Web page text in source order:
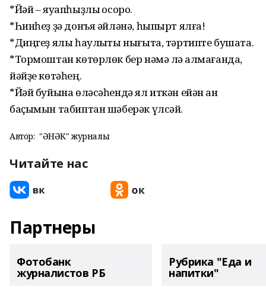
*Йәй – яуапһыҙлыҡ осоро.
*Һинһеҙ ҙә донъя әйләнә, һыпырт ялға!
*Диңгеҙ ялы һаулыҡты нығыта, тәртипте бушата.
*Тормоштан көтөрлөк бер нәмә лә ҡалмағанда,
йәйҙе көтәһең.
*Йәй буйына өләсәһендә ял иткән ейән ҡан
баҫымын табиптан шәберәк үлсәй.
Автор: "ҺӘНӘК" журналы
Читайте нас
Партнеры
Фотобанк
журналистов РБ
Рубрика "Еда и
напитки"